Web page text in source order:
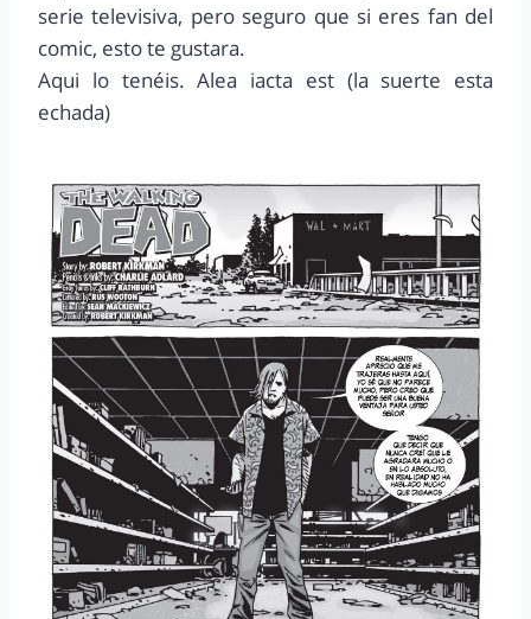
serie televisiva, pero seguro que si eres fan del
comic, esto te gustara.
Aqui lo tenéis. Alea iacta est (la suerte esta
echada)